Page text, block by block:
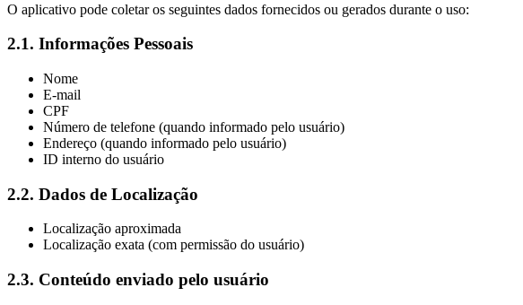
O aplicativo pode coletar os seguintes dados fornecidos ou gerados durante o uso:
2.1. Informações Pessoais
Nome
E-mail
CPF
Número de telefone (quando informado pelo usuário)
Endereço (quando informado pelo usuário)
ID interno do usuário
2.2. Dados de Localização
Localização aproximada
Localização exata (com permissão do usuário)
2.3. Conteúdo enviado pelo usuário